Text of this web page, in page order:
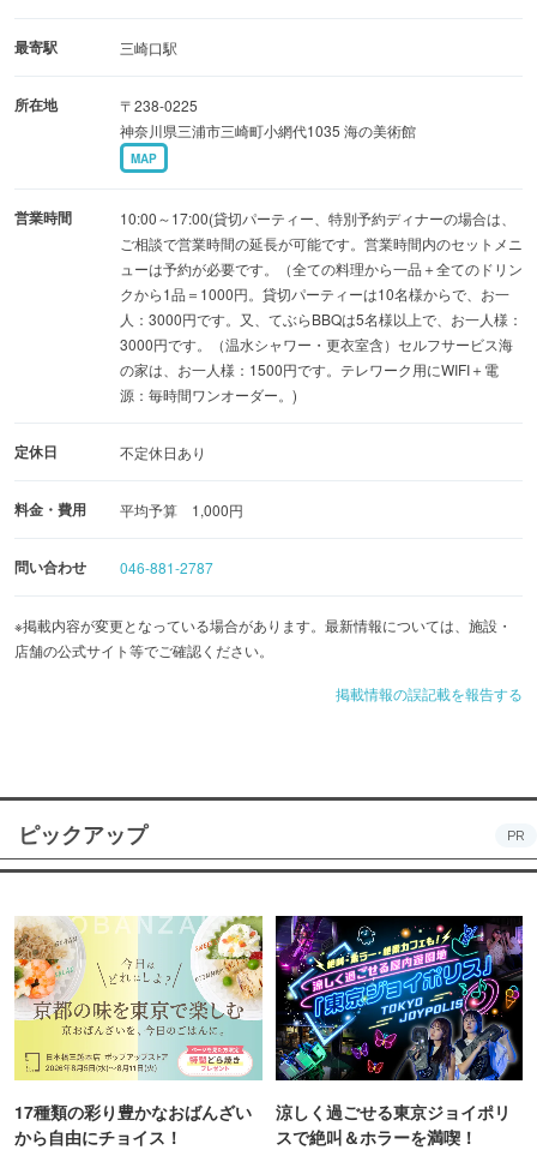
最寄駅 三崎口駅
所在地
〒238-0225
神奈川県三浦市三崎町小網代1035 海の美術館
MAP
営業時間
10:00～17:00(貸切パーティー、特別予約ディナーの場合は、
ご相談で営業時間の延長が可能です。営業時間内のセットメニ
ューは予約が必要です。（全ての料理から一品＋全てのドリン
クから1品＝1000円。貸切パーティーは10名様からで、お一
人：3000円です。又、てぶらBBQは5名様以上で、お一人様：
3000円です。（温水シャワー・更衣室含）セルフサービス海
の家は、お一人様：1500円です。テレワーク用にWIFI＋電
源：毎時間ワンオーダー。)
定休日 不定休日あり
料金・費用 平均予算 1,000円
問い合わせ 046-881-2787
※掲載内容が変更となっている場合があります。最新情報については、施設・
店舗の公式サイト等でご確認ください。
掲載情報の誤記載を報告する
ピックアップ PR
17種類の彩り豊かなおばんざい
から自由にチョイス！
涼しく過ごせる東京ジョイポリ
スで絶叫＆ホラーを満喫！